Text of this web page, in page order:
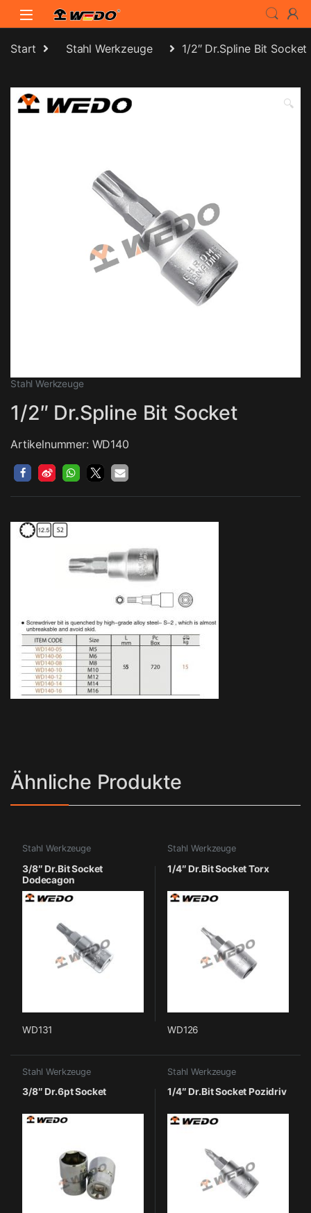
Skip to navigation
Skip to content
Start Stahl Werkzeuge 1/2″ Dr.Spline Bit Socket
🔍
Stahl Werkzeuge
1/2″ Dr.Spline Bit Socket
Artikelnummer: WD140
Ähnliche Produkte
Stahl Werkzeuge
3/8″ Dr.Bit Socket
Dodecagon
WD131
Stahl Werkzeuge
1/4″ Dr.Bit Socket Torx
WD126
Stahl Werkzeuge
3/8″ Dr.6pt Socket
Stahl Werkzeuge
1/4″ Dr.Bit Socket Pozidriv